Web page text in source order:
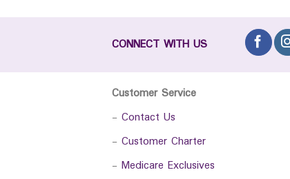
CONNECT WITH US
Customer Service
- Contact Us
- Customer Charter
- Medicare Exclusives